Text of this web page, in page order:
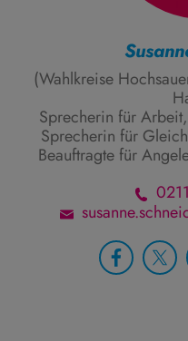
(Wahlkreise
Sprecherin für
Sprecherin für
Beauftragte für